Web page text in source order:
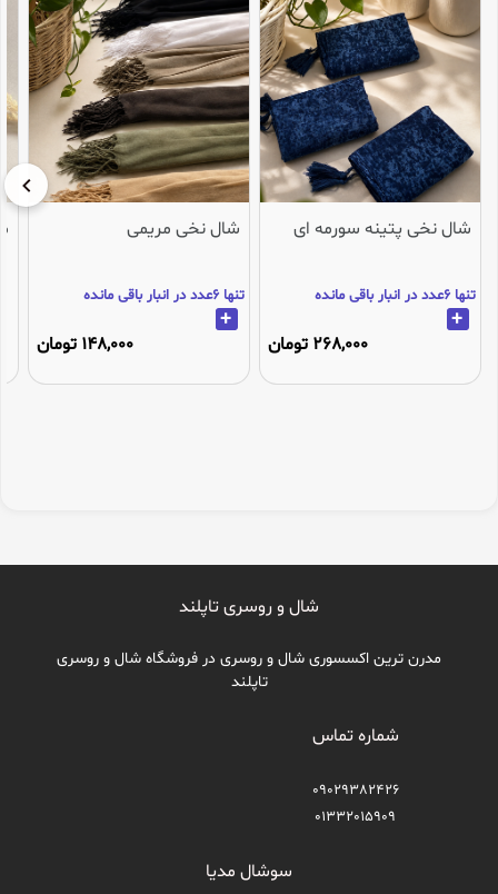
شال نخی پتینه سورمه ای
تنها 6عدد در انبار باقی مانده
+
268,000 تومان
شال نخی مریمی
تنها 6عدد در انبار باقی مانده
+
148,000 تومان
شال و روسری تاپلند
مدرن ترین اکسسوری شال و روسری در فروشگاه شال و روسری
تاپلند
شماره تماس
09029382426
01332015909
سوشال مدیا